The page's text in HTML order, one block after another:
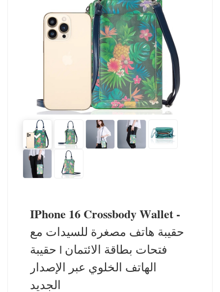
IPhone 16 Crossbody Wallet -
حقيبة هاتف مصغرة للسيدات مع
فتحات بطاقة الائتمان | حقيبة
الهاتف الخلوي عبر الإصدار
الجديد